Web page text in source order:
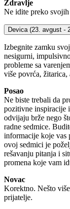
Zdravlje
Ne idite preko svojih
Devica (23. avgust -
Izbegnite zamku
nesigurni,
probleme sa
više povrća, žitarica,
Posao
Ne biste trebali da
pozitivne inspiracije
odvijaju brže nego
radne sedmice.
informacije koje vas
ovoj sedmici je
rešavanju pitanja i
promena koje vam
Novac
Korektno. Nešto
prijatelje.